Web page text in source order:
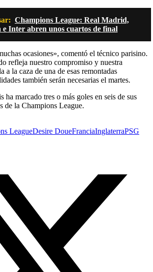
Champions League: Real Madrid,
e Inter abren unos cuartos de final
ocasiones», comentó el técnico parisino.
refleja nuestro compromiso y nuestra
a la caza de una de esas remontadas
también serán necesarias el martes.
ha marcado tres o más goles en seis de sus
de la Champions League.
LeagueDesire DoueFranciaInglaterraPSG